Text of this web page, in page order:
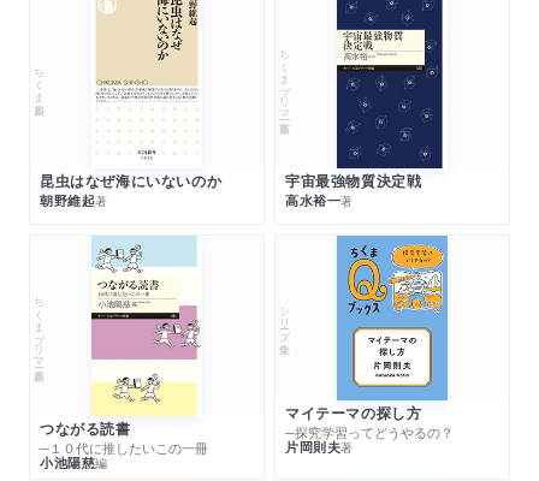
ちくま新書
昆虫はなぜ海にいないのか
朝野維起著
ちくまプリマー新書
宇宙最強物質決定戦
高水裕一著
ちくまプリマー新書
つながる読書
─１０代に推したいこの一冊
小池陽慈編
シリーズ・全集
マイテーマの探し方
─探究学習ってどうやるの？
片岡則夫著